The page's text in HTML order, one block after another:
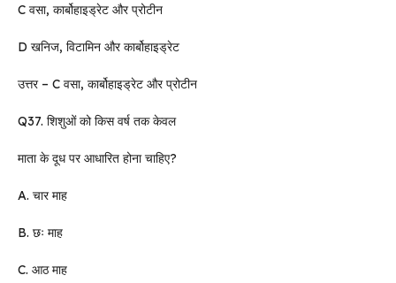
C वसा, कार्बोहाइड्रेट और प्रोटीन
D खनिज, विटामिन और कार्बोहाइड्रेट
उत्तर – C वसा, कार्बोहाइड्रेट और प्रोटीन
Q37. शिशुओं को किस वर्ष तक केवल
माता के दूध पर आधारित होना चाहिए?
A. चार माह
B. छः माह
C. आठ माह